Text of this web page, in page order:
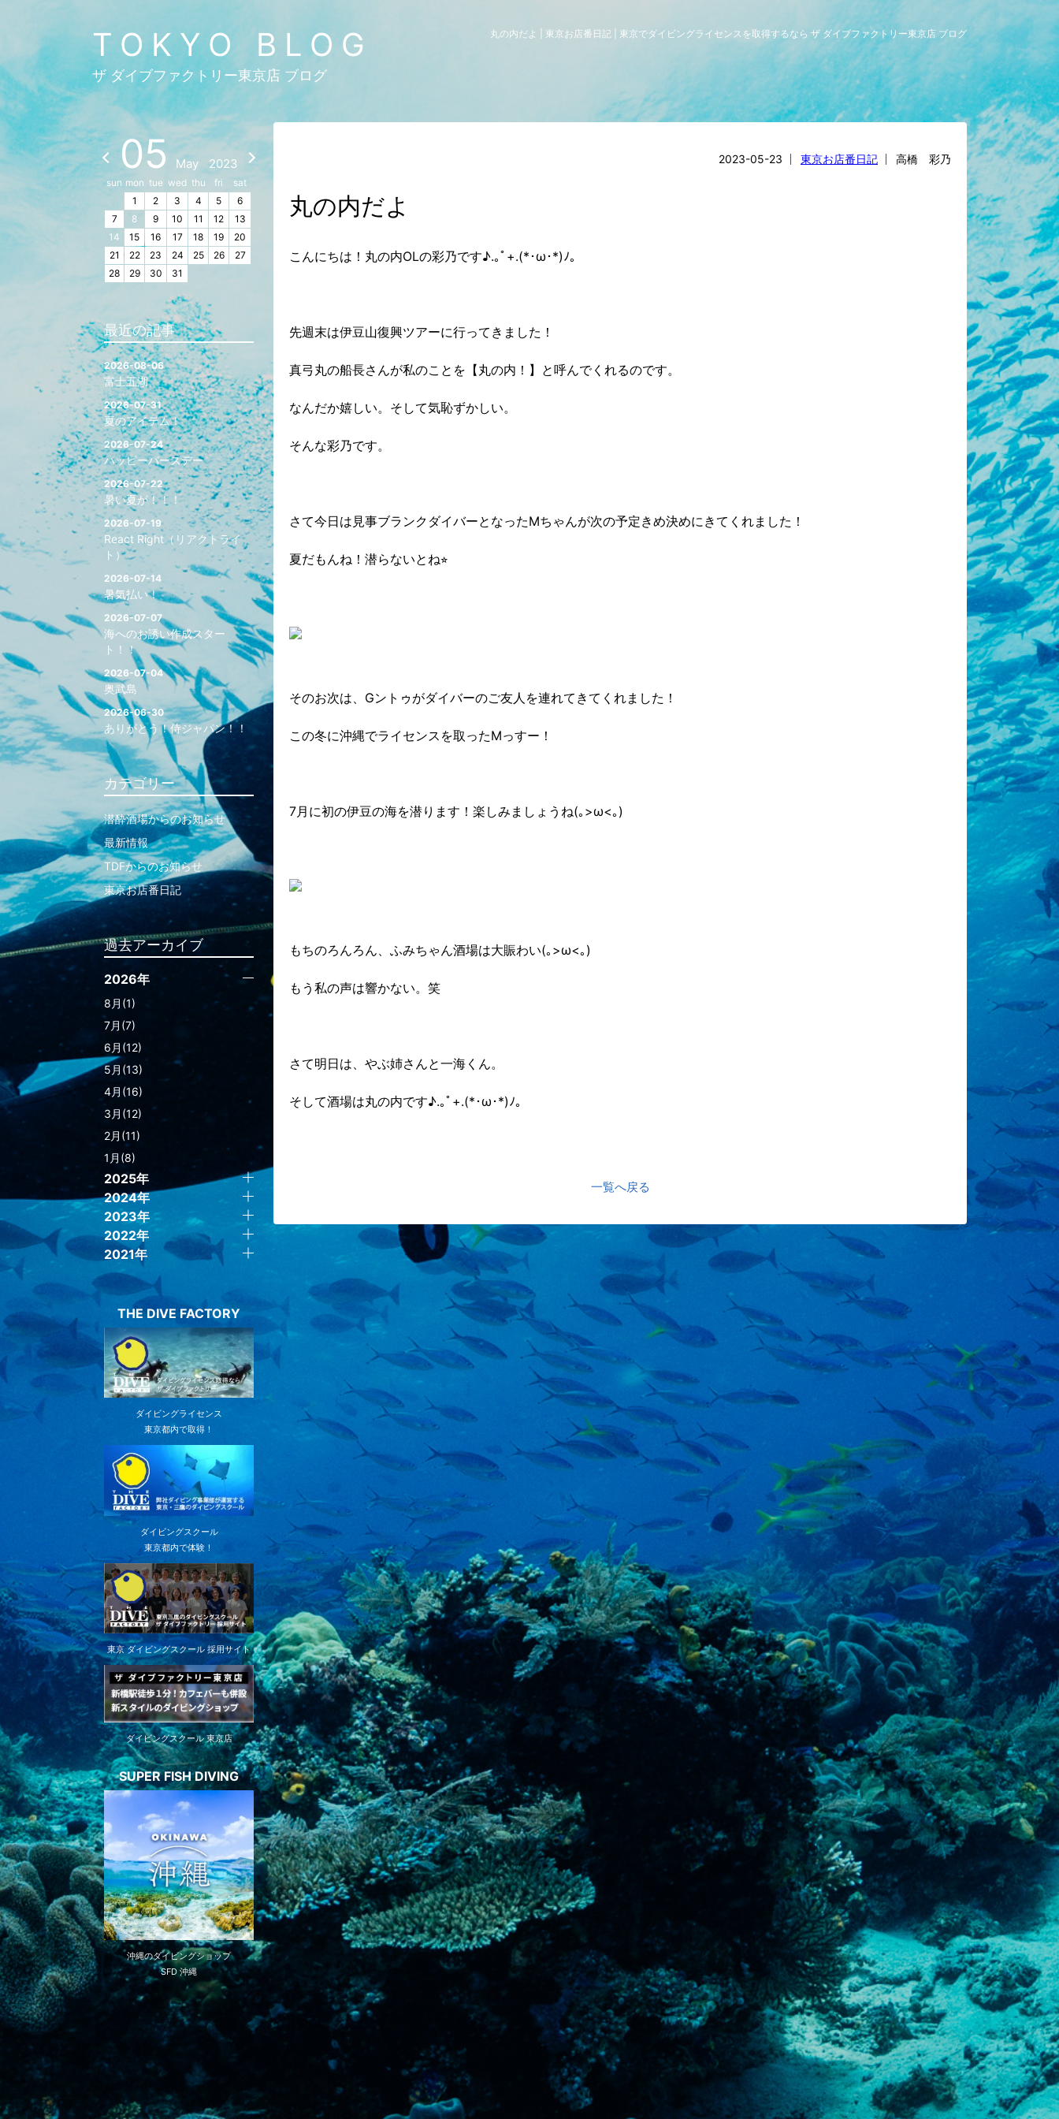
TOKYO BLOG
ザ ダイブファクトリー東京店 ブログ
丸の内だよ | 東京お店番日記 | 東京でダイビングライセンスを取得するなら ザ ダイブファクトリー東京店 ブログ
2023-05-23 東京お店番日記 高橋 彩乃
丸の内だよ
こんにちは！丸の内OLの彩乃です♪.｡ﾟ+.(*･ω･*)ﾉ｡
先週末は伊豆山復興ツアーに行ってきました！
真弓丸の船長さんが私のことを【丸の内！】と呼んでくれるのです。
なんだか嬉しい。そして気恥ずかしい。
そんな彩乃です。
さて今日は見事ブランクダイバーとなったMちゃんが次の予定きめ決めにきてくれました！
夏だもんね！潜らないとね⭐︎
そのお次は、Gントゥがダイバーのご友人を連れてきてくれました！
この冬に沖縄でライセンスを取ったMっすー！
7月に初の伊豆の海を潜ります！楽しみましょうね(｡>ω<｡)
もちのろんろん、ふみちゃん酒場は大賑わい(｡>ω<｡)
もう私の声は響かない。笑
さて明日は、やぶ姉さんと一海くん。
そして酒場は丸の内です♪.｡ﾟ+.(*･ω･*)ﾉ｡
一覧へ戻る
05 May 2023
sun mon tue wed thu fri
sat
1
2 3 4 5
6
7
8 9 10 11 12
13
14
15 16 17 18 19
20
21
22 23 24 25 26
27
28
29 30 31
最近の記事
2026-08-06
富士五湖
2026-07-31
夏のアイテム！
2026-07-24
ハッピーバースデー
2026-07-22
暑い夏が！！！
2026-07-19
React Right（リアクトライ
ト）
2026-07-14
暑気払い！
2026-07-07
海へのお誘い作成スター
ト！！
2026-07-04
奥武島
2026-06-30
ありがとう！侍ジャパン！！
カテゴリー
潜酔酒場からのお知らせ
最新情報
TDFからのお知らせ
東京お店番日記
過去アーカイブ
2026年
8月(1)
7月(7)
6月(12)
5月(13)
4月(16)
3月(12)
2月(11)
1月(8)
2025年
2024年
2023年
2022年
2021年
THE DIVE FACTORY
ダイビングライセンス
東京都内で取得！
ダイビングスクール
東京都内で体験！
東京 ダイビングスクール 採用サイト
ダイビングスクール 東京店
SUPER FISH DIVING
沖縄のダイビングショップ
SFD 沖縄